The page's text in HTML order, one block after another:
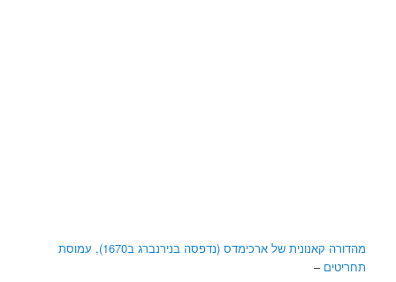
מהדורה קאנונית של ארכימדס (נדפסה בנירנברג ב1670), עמוסת
תחריטים –